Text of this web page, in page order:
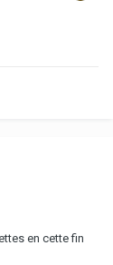
en cette fin